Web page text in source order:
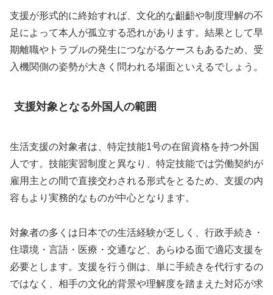
支援が形式的に終始すれば、文化的な齟齬や制度理解の不
足によって本人が孤立する恐れがあります。結果として早
期離職やトラブルの発生につながるケースもあるため、受
入機関側の姿勢が大きく問われる場面といえるでしょう。
支援対象となる外国人の範囲
生活支援の対象者は、特定技能1号の在留資格を持つ外国
人です。技能実習制度と異なり、特定技能では労働契約が
雇用主との間で直接交わされる形式をとるため、支援の内
容もより実務的なものが中心となります。
対象者の多くは日本での生活経験が乏しく、行政手続き・
住環境・言語・医療・交通など、あらゆる面で適応支援を
必要とします。支援を行う側は、単に手続きを代行するの
ではなく、相手の文化的背景や理解度を踏まえた対応が求